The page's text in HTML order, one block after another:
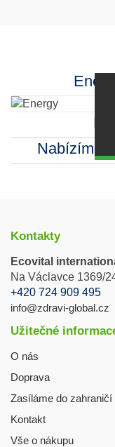
Nabízíme
Kontakty
Ecovital
Na Václavce 1369/
+420 724 909 495
info@zdravi-global.cz
Užitečné
O nás
Doprava
Zasíláme do zahraničí
Kontakt
Vše o nákupu